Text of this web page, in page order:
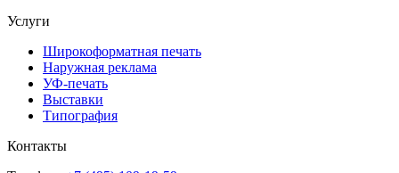
Услуги
Широкоформатная печать
Наружная реклама
УФ-печать
Выставки
Типография
Контакты